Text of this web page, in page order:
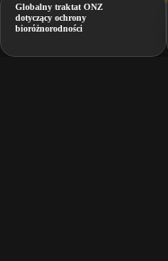
Globalny traktat ONZ
dotyczący ochrony
bioróżnorodności